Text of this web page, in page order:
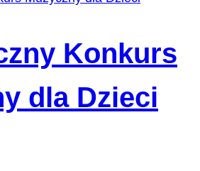
Konkurs
dla Dzieci